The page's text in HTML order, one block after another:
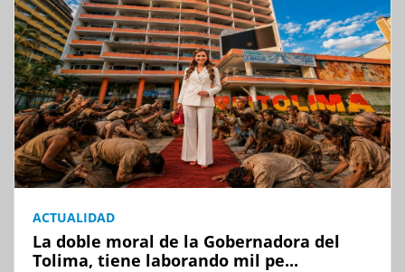
ACTUALIDAD
La doble moral de la Gobernadora del
Tolima, tiene laborando mil pe...